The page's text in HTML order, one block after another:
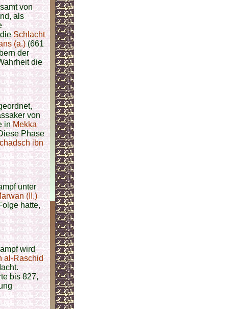
von
als
dieSchlacht
(a.)(661
der
die
von
inMekka
Phase
ibn
unter
(II.)
hatte,
wird
al-Raschid
bis 827,